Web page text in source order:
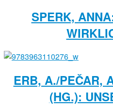
SPERK,
ERB, A./PEČAR,
HG.):